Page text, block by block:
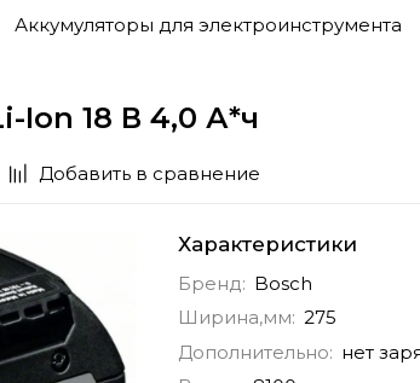
Аккумуляторы для электроинструмента
Ion 18 В 4,0 А*ч
Добавить в сравнение
Характеристики
Бренд: Bosch
Ширина,мм: 275
Дополнительно: нет